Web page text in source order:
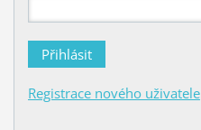
Registrace nového uživatele